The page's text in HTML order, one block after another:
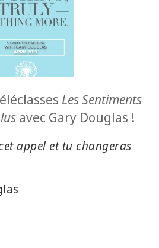
Les Sentiments
avec Gary Douglas !
appel et tu changeras